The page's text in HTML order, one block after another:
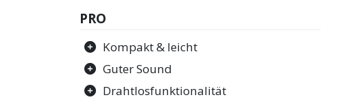
PRO
Kompakt & leicht
Guter Sound
Drahtlosfunktionalität